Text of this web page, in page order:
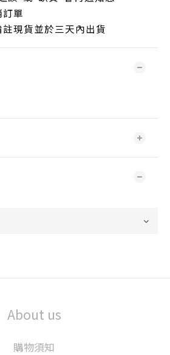
單
現貨並於三天內出貨
About us
購物須知